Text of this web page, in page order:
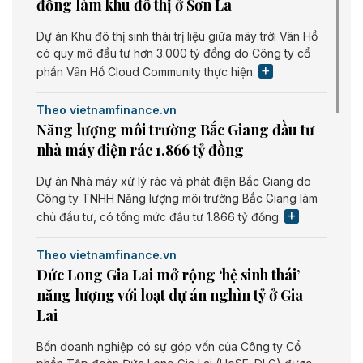
đồng làm khu đô thị ở Sơn La
Dự án Khu đô thị sinh thái trị liệu giữa mây trời Vân Hồ
có quy mô đầu tư hơn 3.000 tỷ đồng do Công ty cổ
phần Vân Hồ Cloud Community thực hiện.
Theo vietnamfinance.vn
Năng lượng môi trường Bắc Giang đầu tư
nhà máy điện rác 1.866 tỷ đồng
Dự án Nhà máy xử lý rác và phát điện Bắc Giang do
Công ty TNHH Năng lượng môi trường Bắc Giang làm
chủ đầu tư, có tổng mức đầu tư 1.866 tỷ đồng.
Theo vietnamfinance.vn
Đức Long Gia Lai mở rộng ‘hệ sinh thái’
năng lượng với loạt dự án nghìn tỷ ở Gia
Lai
Bốn doanh nghiệp có sự góp vốn của Công ty Cổ